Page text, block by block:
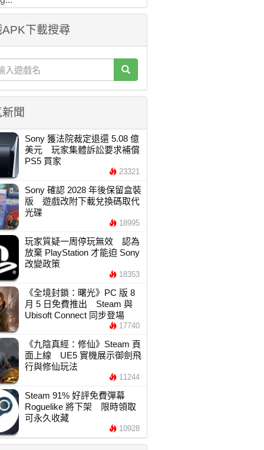
下載搜尋
聞
Sony 獲法院裁定退還 5.08 億
美元 玩家集體訴訟要求補償
PS5 買家
23321
Sony 確認 2028 年後保留盒裝
版 遊戲改附下載兌換碼取代
光碟
18995
玩家質疑一周停玩無效 認為
放棄 PlayStation 才能迫 Sony
改變政策
18353
《全境封鎖：曙光》PC 版 8
月 5 日免費推出 Steam 與
Ubisoft Connect 同步登場
17740
《九陰真經：修仙》Steam 頁
面上線 UE5 實機展示御劍飛
行與修仙玩法
11244
Steam 91% 好評免費彈幕
Roguelike 將下架 限時領取
可永久收藏
10928